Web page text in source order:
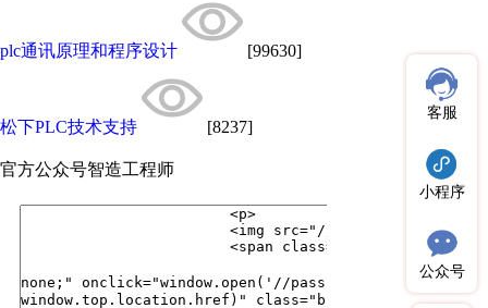
plc通讯原理和程序设计 [99630]
松下PLC技术支持 [8237]
官方公众号智造工程师
客服
小程序
公众号